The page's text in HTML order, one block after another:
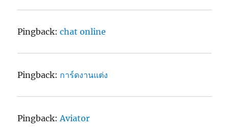
Pingback:chat online
Pingback: การ์ดงานแต่ง
Pingback:Aviator